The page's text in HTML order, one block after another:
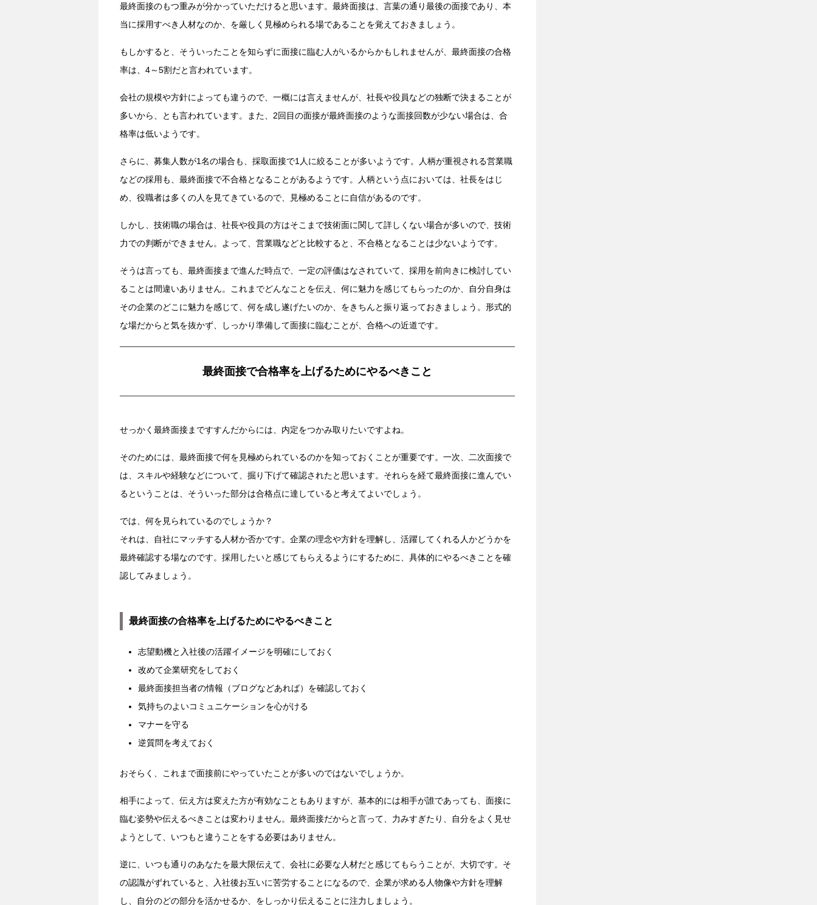
最終面接のもつ重みが分かっていただけると思います。最終面接は、言葉の通り最後の面接であり、本
当に採用すべき人材なのか、を厳しく見極められる場であることを覚えておきましょう。
もしかすると、そういったことを知らずに面接に臨む人がいるからかもしれませんが、最終面接の合格
率は、4～5割だと言われています。
会社の規模や方針によっても違うので、一概には言えませんが、社長や役員などの独断で決まることが
多いから、とも言われています。また、2回目の面接が最終面接のような面接回数が少ない場合は、合
格率は低いようです。
さらに、募集人数が1名の場合も、採取面接で1人に絞ることが多いようです。人柄が重視される営業職
などの採用も、最終面接で不合格となることがあるようです。人柄という点においては、社長をはじ
め、役職者は多くの人を見てきているので、見極めることに自信があるのです。
しかし、技術職の場合は、社長や役員の方はそこまで技術面に関して詳しくない場合が多いので、技術
力での判断ができません。よって、営業職などと比較すると、不合格となることは少ないようです。
そうは言っても、最終面接まで進んだ時点で、一定の評価はなされていて、採用を前向きに検討してい
ることは間違いありません。これまでどんなことを伝え、何に魅力を感じてもらったのか、自分自身は
その企業のどこに魅力を感じて、何を成し遂げたいのか、をきちんと振り返っておきましょう。形式的
な場だからと気を抜かず、しっかり準備して面接に臨むことが、合格への近道です。
最終面接で合格率を上げるためにやるべきこと
せっかく最終面接まですすんだからには、内定をつかみ取りたいですよね。
そのためには、最終面接で何を見極められているのかを知っておくことが重要です。一次、二次面接で
は、スキルや経験などについて、掘り下げて確認されたと思います。それらを経て最終面接に進んでい
るということは、そういった部分は合格点に達していると考えてよいでしょう。
では、何を見られているのでしょうか？
それは、自社にマッチする人材か否かです。企業の理念や方針を理解し、活躍してくれる人かどうかを
最終確認する場なのです。採用したいと感じてもらえるようにするために、具体的にやるべきことを確
認してみましょう。
最終面接の合格率を上げるためにやるべきこと
志望動機と入社後の活躍イメージを明確にしておく
改めて企業研究をしておく
最終面接担当者の情報（ブログなどあれば）を確認しておく
気持ちのよいコミュニケーションを心がける
マナーを守る
逆質問を考えておく
おそらく、これまで面接前にやっていたことが多いのではないでしょうか。
相手によって、伝え方は変えた方が有効なこともありますが、基本的には相手が誰であっても、面接に
臨む姿勢や伝えるべきことは変わりません。最終面接だからと言って、力みすぎたり、自分をよく見せ
ようとして、いつもと違うことをする必要はありません。
逆に、いつも通りのあなたを最大限伝えて、会社に必要な人材だと感じてもらうことが、大切です。そ
の認識がずれていると、入社後お互いに苦労することになるので、企業が求める人物像や方針を理解
し、自分のどの部分を活かせるか、をしっかり伝えることに注力しましょう。